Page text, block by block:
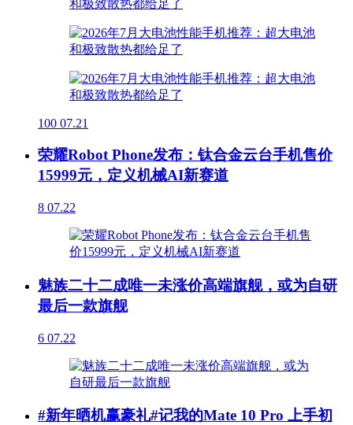
100 07.21
荣耀Robot Phone发布：钛合金云台手机售价
15999元，定义机械AI新赛道
8 07.22
魅族二十二成唯一未涨价高端旗舰，或为自研
最后一款旗舰
6 07.22
#新年晒机赢豪礼#记我的Mate 10 Pro 上手初